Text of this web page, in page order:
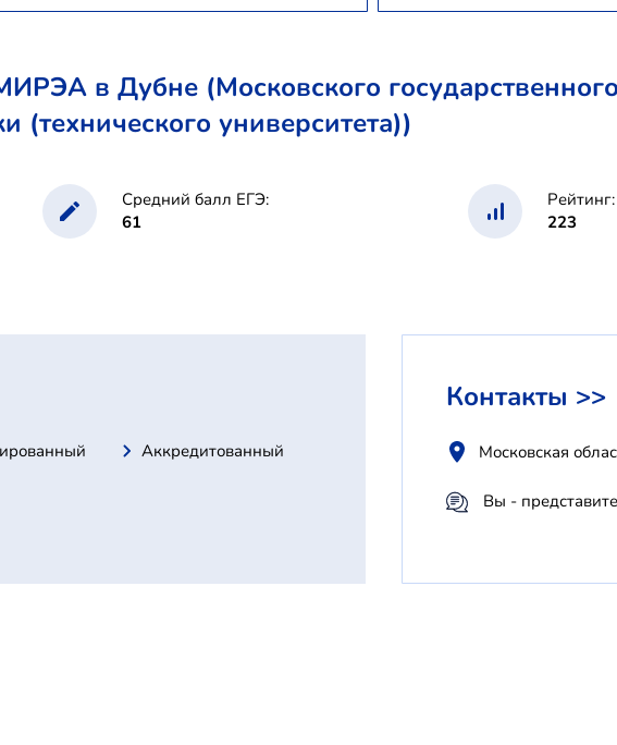
в Дубне (Московского государственного
(технического университета))
Средний балл ЕГЭ:
61
Рейтинг:
223
Аккредитованный
Контакты >>
Московская
Вы -